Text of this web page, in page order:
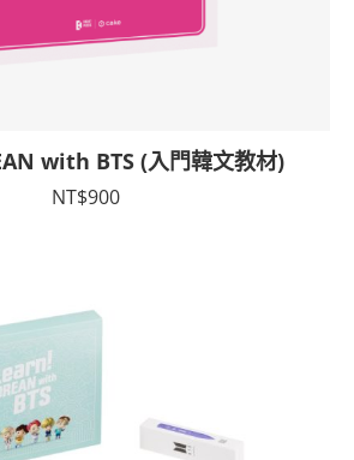
with BTS (入門韓文教材)
NT$900